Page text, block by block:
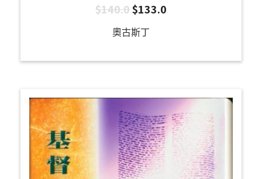
$140.0$133.0
奧古斯丁